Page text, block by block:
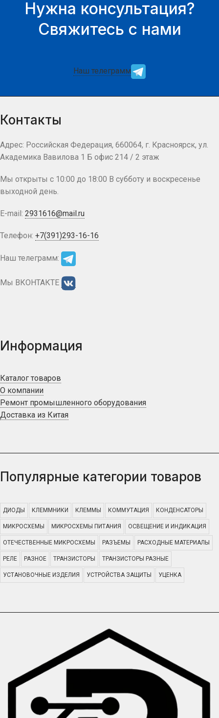
Нужна консультация?
Свяжитесь с нами
Наш телеграмм
Контакты
Адрес: Российская Федерация, 660064, г. Красноярск, ул.
Академика Вавилова 1 Б офис 214 / 2 этаж
Мы открыты с 10:00 до 18:00 В субботу и воскресенье
выходной день.
E-mail: 2931616@mail.ru
Телефон: +7(391)293-16-16
Наш телеграмм:
Мы ВКОНТАКТЕ
Информация
Каталог товаров
О компании
Ремонт промышленного оборудования
Доставка из Китая
Популярные категории товаров
ДИОДЫ КЛЕММНИКИ КЛЕММЫ КОММУТАЦИЯ КОНДЕНСАТОРЫ
МИКРОСХЕМЫ МИКРОСХЕМЫ ПИТАНИЯ ОСВЕЩЕНИЕ И ИНДИКАЦИЯ
ОТЕЧЕСТВЕННЫЕ МИКРОСХЕМЫ РАЗЪЕМЫ РАСХОДНЫЕ МАТЕРИАЛЫ
РЕЛЕ РАЗНОЕ ТРАНЗИСТОРЫ ТРАНЗИСТОРЫ РАЗНЫЕ
УСТАНОВОЧНЫЕ ИЗДЕЛИЯ УСТРОЙСТВА ЗАЩИТЫ УЦЕНКА